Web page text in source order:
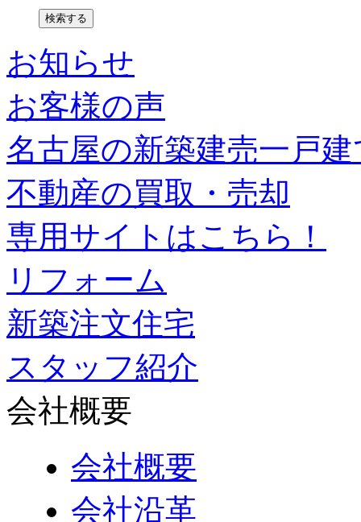
お知らせ
お客様の声
名古屋の新築建売一戸
不動産の買取・売却
専用サイトはこちら！
リフォーム
新築注文住宅
スタッフ紹介
会社概要
会社概要
会社沿革